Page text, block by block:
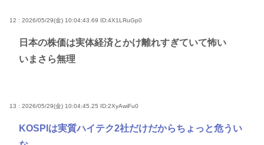
12 : 2026/05/29(金) 10:04:43.69 ID:4X1LRuGp0
日本の株価は実体経済とかけ離れすぎていて怖い
いまさら無理
13 : 2026/05/29(金) 10:04:45.25 ID:2XyAwiFu0
KOSPIは実質ハイテク2社だけだからちょっと危うい